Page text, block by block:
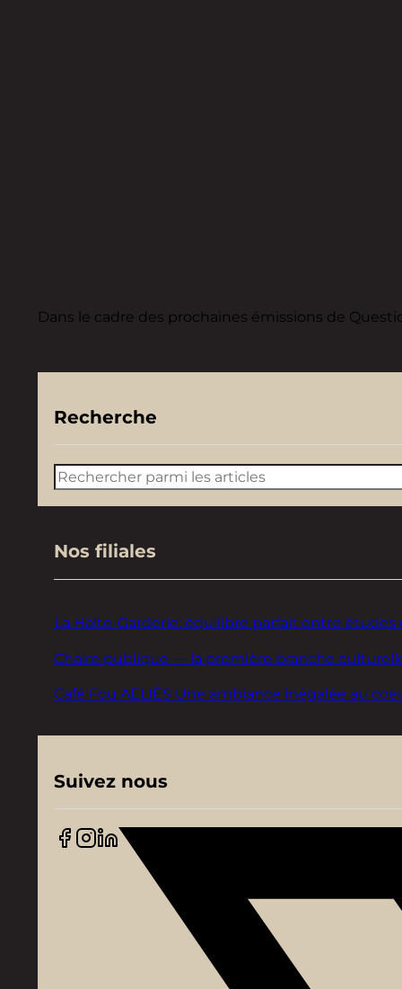
Dans le cadre des prochaines émissions de
Recherche
Rechercher
Nos filiales
La Halte-Garderie: équilibre parfait entre
Chaire publique — la première branche culturelle
Café Fou AELIÉS Une ambiance inégalée au
Suivez nous